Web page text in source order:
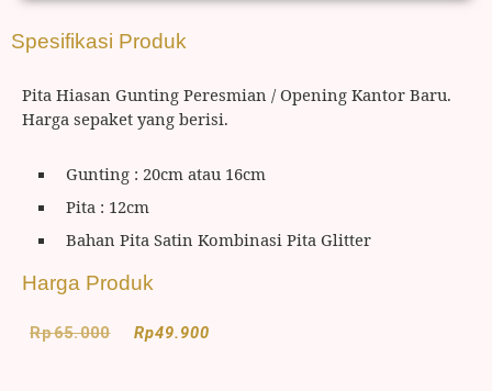
Spesifikasi Produk
Pita Hiasan Gunting Peresmian / Opening Kantor Baru.
Harga sepaket yang berisi.
Gunting : 20cm atau 16cm
Pita : 12cm
Bahan Pita Satin Kombinasi Pita Glitter
Harga Produk
Rp65.000 Rp49.900